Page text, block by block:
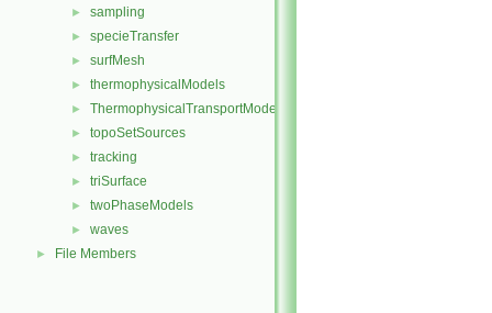
► sampling
► specieTransfer
► surfMesh
► thermophysicalModels
► ThermophysicalTransportModels
► topoSetSources
► tracking
► triSurface
► twoPhaseModels
► waves
► File Members